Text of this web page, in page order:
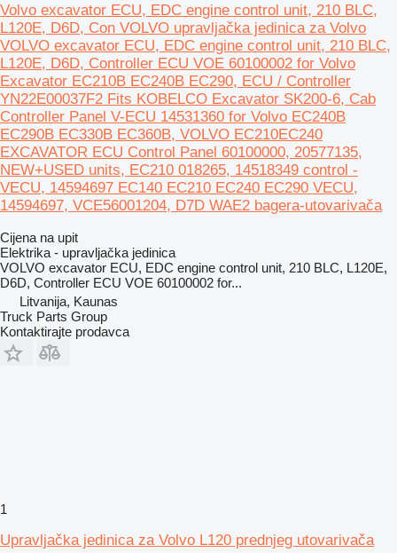
Volvo excavator ECU, EDC engine control unit, 210 BLC,
L120E, D6D, Con VOLVO upravljačka jedinica za Volvo
VOLVO excavator ECU, EDC engine control unit, 210 BLC,
L120E, D6D, Controller ECU VOE 60100002 for Volvo
Excavator EC210B EC240B EC290, ECU / Controller
YN22E00037F2 Fits KOBELCO Excavator SK200-6, Cab
Controller Panel V-ECU 14531360 for Volvo EC240B
EC290B EC330B EC360B, VOLVO EC210EC240
EXCAVATOR ECU Control Panel 60100000, 20577135,
NEW+USED units, EC210 018265, 14518349 control -
VECU, 14594697 EC140 EC210 EC240 EC290 VECU,
14594697, VCE56001204, D7D WAE2 bagera-utovarivača
Cijena na upit
Elektrika - upravljačka jedinica
VOLVO excavator ECU, EDC engine control unit, 210 BLC, L120E,
D6D, Controller ECU VOE 60100002 for...
Litvanija, Kaunas
Truck Parts Group
Kontaktirajte prodavca
1
Upravljačka jedinica za Volvo L120 prednjeg utovarivača